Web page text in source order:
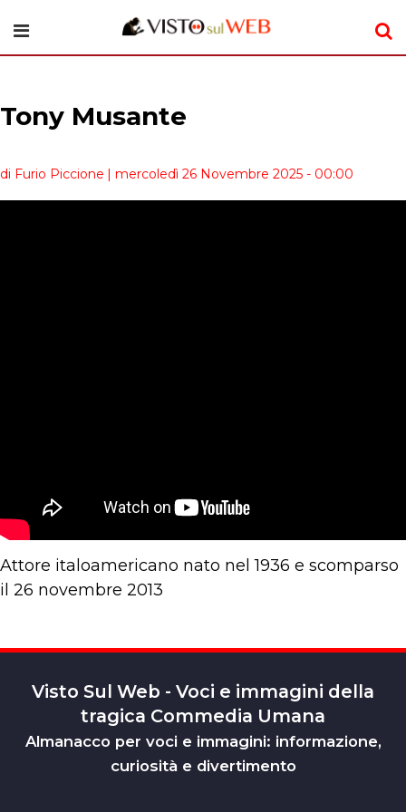
Tony Musante
di Furio Piccione | mercoledì 26 Novembre 2025 - 00:00
Attore italoamericano nato nel 1936 e scomparso
il 26 novembre 2013
Visto Sul Web - Voci e immagini della
tragica Commedia Umana
Almanacco per voci e immagini: informazione,
curiosità e divertimento